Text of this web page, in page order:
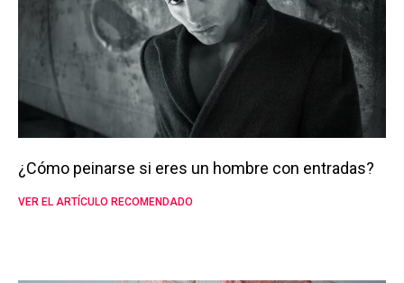
¿Cómo peinarse si eres un hombre con entradas?
VER EL ARTÍCULO RECOMENDADO